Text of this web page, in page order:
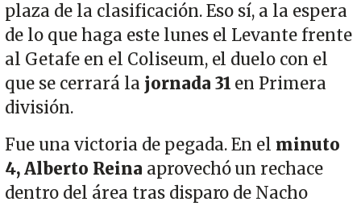
plaza de la clasificación. Eso sí, a la espera
de lo que haga este lunes el Levante frente
al Getafe en el Coliseum, el duelo con el
que se cerrará la jornada 31 en Primera
división.
Fue una victoria de pegada. En el minuto
4, Alberto Reina aprovechó un rechace
dentro del área tras disparo de Nacho